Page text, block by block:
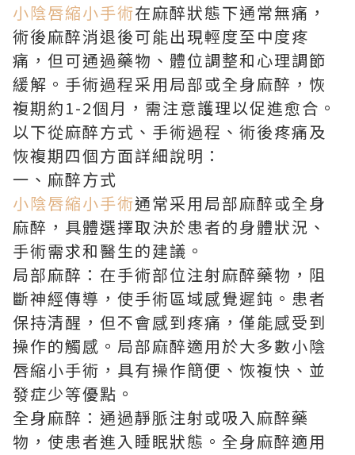
小陰唇縮小手術在麻醉狀態下通常無痛，
術後麻醉消退後可能出現輕度至中度疼
痛，但可通過藥物、體位調整和心理調節
緩解。手術過程采用局部或全身麻醉，恢
複期約1-2個月，需注意護理以促進愈合。
以下從麻醉方式、手術過程、術後疼痛及
恢複期四個方面詳細說明：
一、麻醉方式
小陰唇縮小手術通常采用局部麻醉或全身
麻醉，具體選擇取決於患者的身體狀況、
手術需求和醫生的建議。
局部麻醉：在手術部位注射麻醉藥物，阻
斷神經傳導，使手術區域感覺遲鈍。患者
保持清醒，但不會感到疼痛，僅能感受到
操作的觸感。局部麻醉適用於大多數小陰
唇縮小手術，具有操作簡便、恢複快、並
發症少等優點。
全身麻醉：通過靜脈注射或吸入麻醉藥
物，使患者進入睡眠狀態。全身麻醉適用